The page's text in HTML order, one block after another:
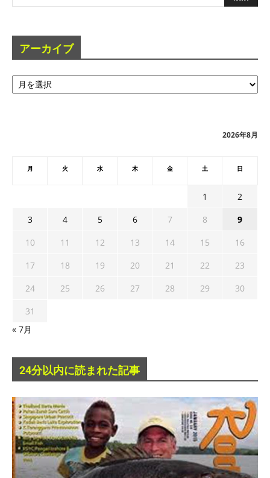
アーカイブ
ア
ー
2026年8月
月 火 水 木 金 土 日
1
2
3
4 5 6 7 8
9
10
11 12 13 14 15
16
17
18 19 20 21 22
23
24
25 26 27 28 29
30
31
« 7月
24分以内に読まれた記事